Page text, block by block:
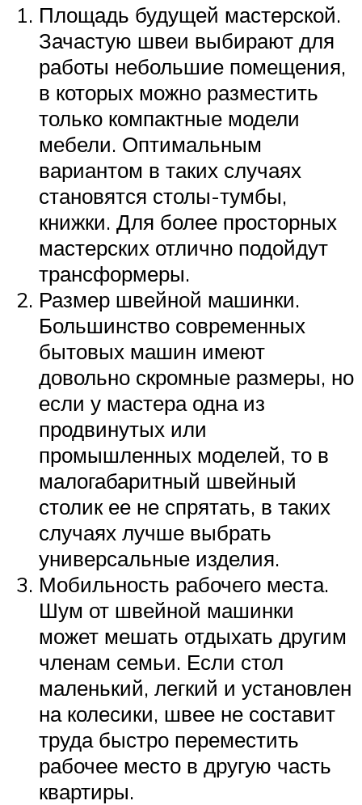
Площадь будущей мастерской.
Зачастую швеи выбирают для
работы небольшие помещения,
в которых можно разместить
только компактные модели
мебели. Оптимальным
вариантом в таких случаях
становятся столы-тумбы,
книжки. Для более просторных
мастерских отлично подойдут
трансформеры.
Размер швейной машинки.
Большинство современных
бытовых машин имеют
довольно скромные размеры, но
если у мастера одна из
продвинутых или
промышленных моделей, то в
малогабаритный швейный
столик ее не спрятать, в таких
случаях лучше выбрать
универсальные изделия.
Мобильность рабочего места.
Шум от швейной машинки
может мешать отдыхать другим
членам семьи. Если стол
маленький, легкий и установлен
на колесики, швее не составит
труда быстро переместить
рабочее место в другую часть
квартиры.